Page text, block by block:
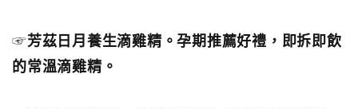
☞芳茲日月養生滴雞精。孕期推薦好禮，即拆即飲
的常溫滴雞精。